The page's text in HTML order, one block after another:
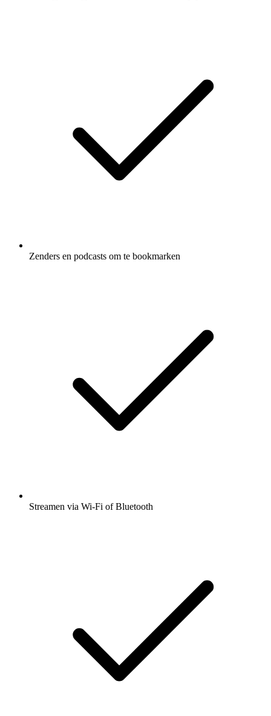
Zenders en podcasts om te bookmarken
Streamen via Wi-Fi of Bluetooth